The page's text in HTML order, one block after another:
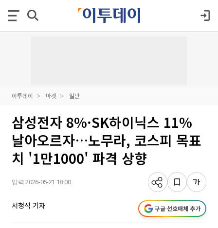
이투데이 마켓 일반
삼성전자 8%·SK하이닉스 11%
날아오르자…노무라, 코스피 목표
치 '1만1000' 파격 상향
입력 2026-05-21 18:00
서청석 기자 구글 선호매체 추가